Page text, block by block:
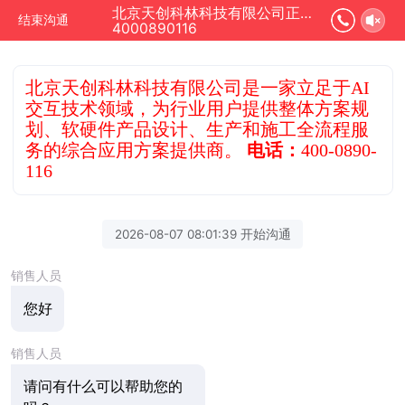
结束沟通
北京天创科林科技有限公司正在为您服务
4000890116
北京天创科林科技有限公司是一家立足于AI
交互技术领域，为行业用户提供整体方案规
划、软硬件产品设计、生产和施工全流程服
务的综合应用方案提供商。 电话：400-0890-
116
2026-08-07 08:01:39 开始沟通
销售人员
您好
销售人员
请问有什么可以帮助您的